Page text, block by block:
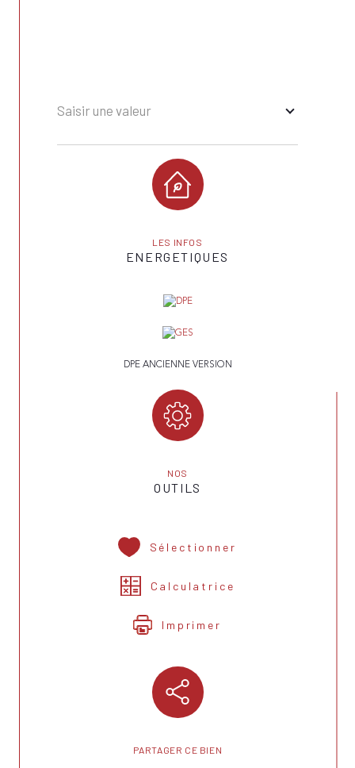
Saisir une valeur
LES INFOS
ENERGETIQUES
DPE ANCIENNE VERSION
NOS
OUTILS
Sélectionner
Calculatrice
Imprimer
PARTAGER CE BIEN